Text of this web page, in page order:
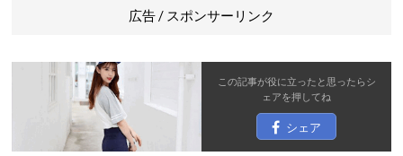
広告 / スポンサーリンク
この記事が役に立ったと思ったらシ
ェアを押してね
シェア